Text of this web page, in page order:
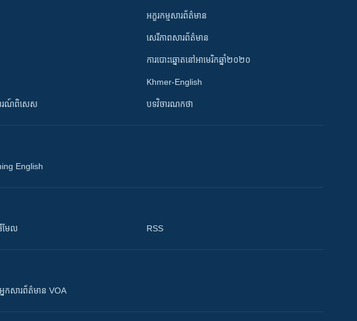
ារណ៍ពិសេស
អក្ខរកម្មសារព័ត៌មាន
សេរីភាពសារព័ត៌មាន
ការបោះឆ្នោតនៅអាមេរិកឆ្នាំ២០២០
Khmer-English
បទវិចារណកថា
English
មែល RSS
ក​​​សារព័ត៌មាន VOA